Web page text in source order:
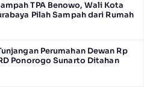
TPA Benowo, Wali Kota
Pilah Sampah dari Rumah
Perumahan Dewan Rp
Ponorogo Sunarto Ditahan